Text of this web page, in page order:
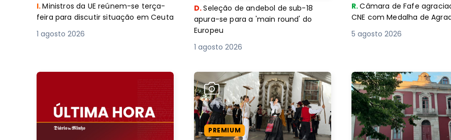
I.Ministros da UE reúnem-se terça-
feira para discutir situação em Ceuta
1 agosto 2026
D.Seleção de andebol de sub-18
apura-se para a 'main round' do
Europeu
1 agosto 2026
R.Câmara de Fafe
CNE com Medalha de
5 agosto 2026
PREMIUM